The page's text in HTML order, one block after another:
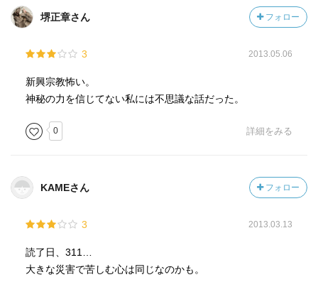
堺正章さん フォロー
3 2013.05.06
新興宗教怖い。
神秘の力を信じてない私には不思議な話だった。
0 詳細をみる
KAMEさん フォロー
3 2013.03.13
読了日、311…
大きな災害で苦しむ心は同じなのかも。